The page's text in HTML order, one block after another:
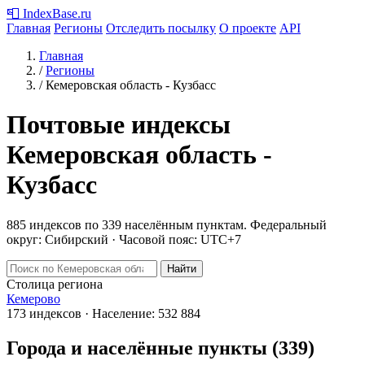
📮 IndexBase.ru
Главная Регионы Отследить посылку О проекте API
Главная
/ Регионы
/ Кемеровская область - Кузбасс
Почтовые индексы
Кемеровская область -
Кузбасс
885 индексов по 339 населённым пунктам. Федеральный
округ: Сибирский · Часовой пояс: UTC+7
Найти
Столица региона
Кемерово
173 индексов · Население: 532 884
Города и населённые пункты (339)